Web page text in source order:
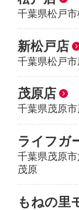
千葉県松戸
新松戸店
千葉県松戸
茂原店
千葉県茂原
ライフガ
千葉県茂原
茂原
もねの里